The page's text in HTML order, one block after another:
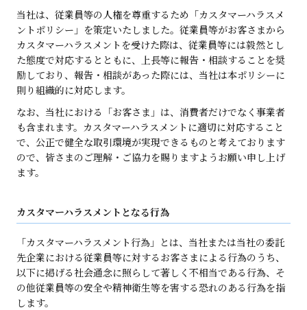
当社は、従業員等の人権を尊重するため「カスタマーハラスメ
ントポリシー」を策定いたしました。従業員等がお客さまから
カスタマーハラスメントを受けた際は、従業員等には毅然とし
た態度で対応するとともに、上長等に報告・相談することを奨
励しており、報告・相談があった際には、当社は本ポリシーに
則り組織的に対応します。
なお、当社における「お客さま」は、消費者だけでなく事業者
も含まれます。カスタマーハラスメントに適切に対応すること
で、公正で健全な取引環境が実現できるものと考えております
ので、皆さまのご理解・ご協力を賜りますようお願い申し上げ
ます。
カスタマーハラスメントとなる行為
「カスタマーハラスメント行為」とは、当社または当社の委託
先企業における従業員等に対するお客さまによる行為のうち、
以下に掲げる社会通念に照らして著しく不相当である行為、そ
の他従業員等の安全や精神衛生等を害する恐れのある行為を指
します。